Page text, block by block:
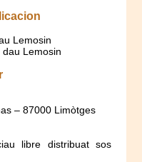
Lemosin
Lemosin
– 87000 Limòtges
libre distribuat sos